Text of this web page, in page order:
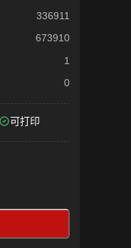
336911
673910
1
0
可打印